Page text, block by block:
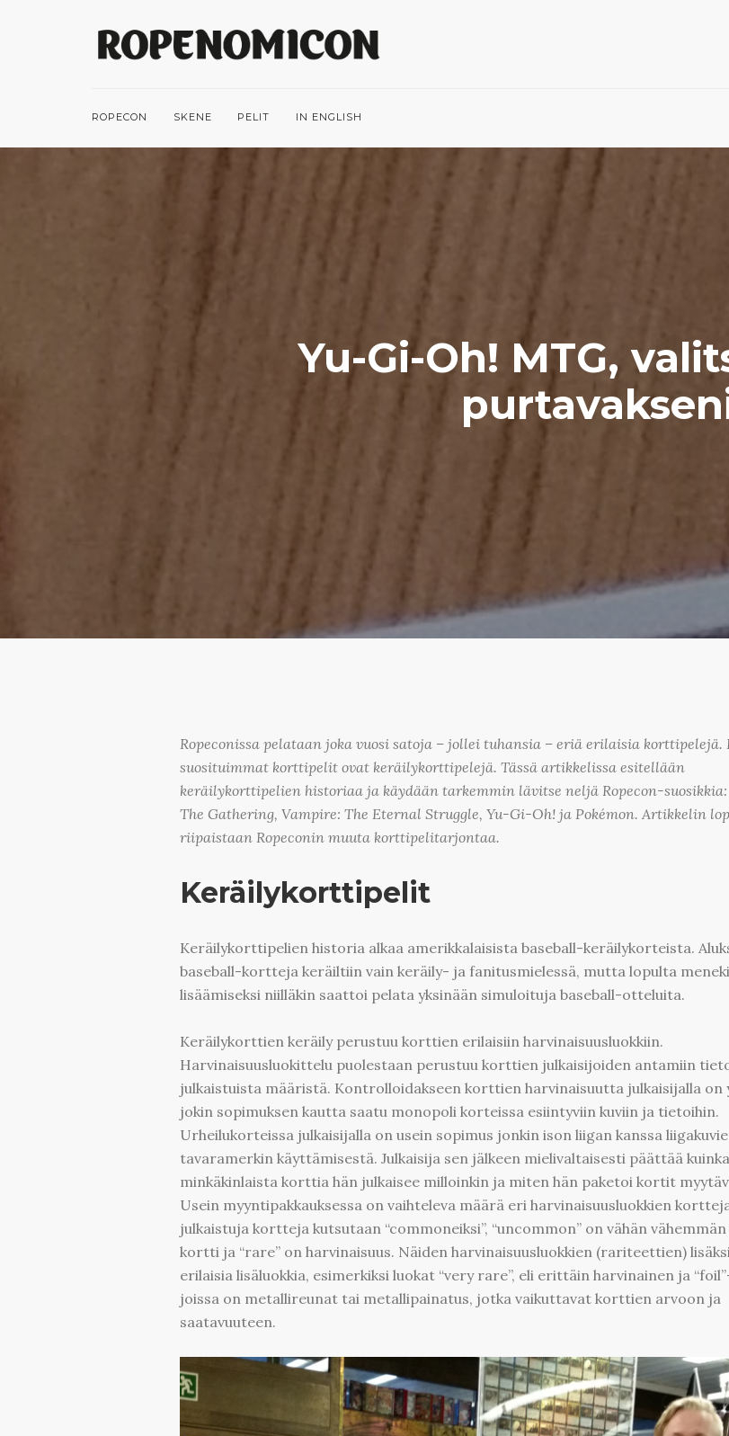
ROPECON SKENE PELIT IN ENGLISH
Yu-Gi-Oh! MTG,
Ropeconissa pelataan joka vuosi satoja – jollei tuhansia – eriä erilaisia korttipelejä.
suosituimmat korttipelit ovat keräilykorttipelejä. Tässä artikkelissa esitellään
keräilykorttipelien historiaa ja käydään tarkemmin lävitse neljä Ropecon-
The Gathering, Vampire: The Eternal Struggle, Yu-Gi-Oh! ja Pokémon. Artikkelin
riipaistaan Ropeconin muuta korttipelitarjontaa.
Keräilykorttipelit
Keräilykorttipelien historia alkaa amerikkalaisista baseball-keräilykorteista.
baseball-kortteja keräiltiin vain keräily- ja fanitusmielessä, mutta lopulta
lisäämiseksi niilläkin saattoi pelata yksinään simuloituja baseball-otteluita.
Keräilykorttien keräily perustuu korttien erilaisiin harvinaisuusluokkiin.
Harvinaisuusluokittelu puolestaan perustuu korttien julkaisijoiden antamiin
julkaistuista määristä. Kontrolloidakseen korttien harvinaisuutta julkaisijalla on
jokin sopimuksen kautta saatu monopoli korteissa esiintyviin kuviin ja tietoihin.
Urheilukorteissa julkaisijalla on usein sopimus jonkin ison liigan kanssa
tavaramerkin käyttämisestä. Julkaisija sen jälkeen mielivaltaisesti päättää
minkäkinlaista korttia hän julkaisee milloinkin ja miten hän paketoi kortit
Usein myyntipakkauksessa on vaihteleva määrä eri harvinaisuusluokkien
julkaistuja kortteja kutsutaan “commoneiksi”, “uncommon” on vähän
kortti ja “rare” on harvinaisuus. Näiden harvinaisuusluokkien (rariteettien)
erilaisia lisäluokkia, esimerkiksi luokat “very rare”, eli erittäin harvinainen ja
joissa on metallireunat tai metallipainatus, jotka vaikuttavat korttien arvoon ja
saatavuuteen.